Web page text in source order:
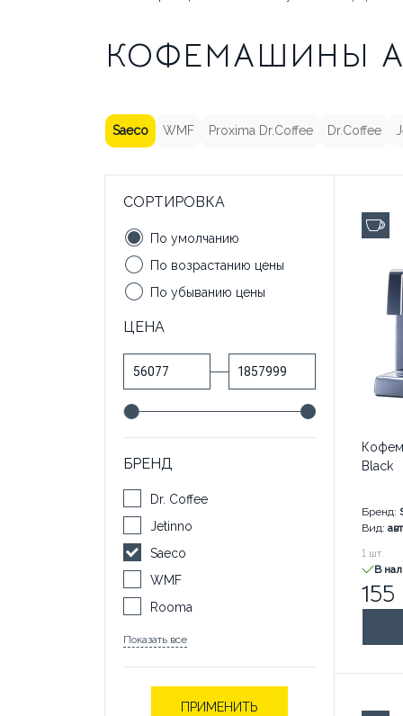
БРЕНДЫ
ОТВЕЧАЕМ НА ВОПРОСЫ
МОЛОКЕ
МАШИНЫ
КОФЕМАШИНЫ
Saeco WMF Proxima Dr.Coffee Dr.Coffee
СОРТИРОВКА
По умолчанию
По возрастанию цены
По убыванию цены
ЦЕНА
БРЕНД
Dr. Coffee
Jetinno
Saeco
WMF
Rooma
Показать все
ПРИМЕНИТЬ
Black
Бренд:
Вид:
155 650
1 шт.
В